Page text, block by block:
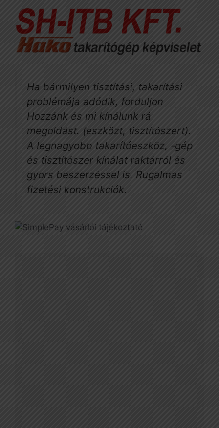
Ha bármilyen tisztítási, takarítási
problémája adódik, forduljon
Hozzánk és mi kínálunk rá
megoldást. (eszközt, tisztítószert).
A legnagyobb takarítóeszköz, -gép
és tisztítószer kínálat raktárról és
gyors beszerzéssel is. Rugalmas
fizetési konstrukciók.